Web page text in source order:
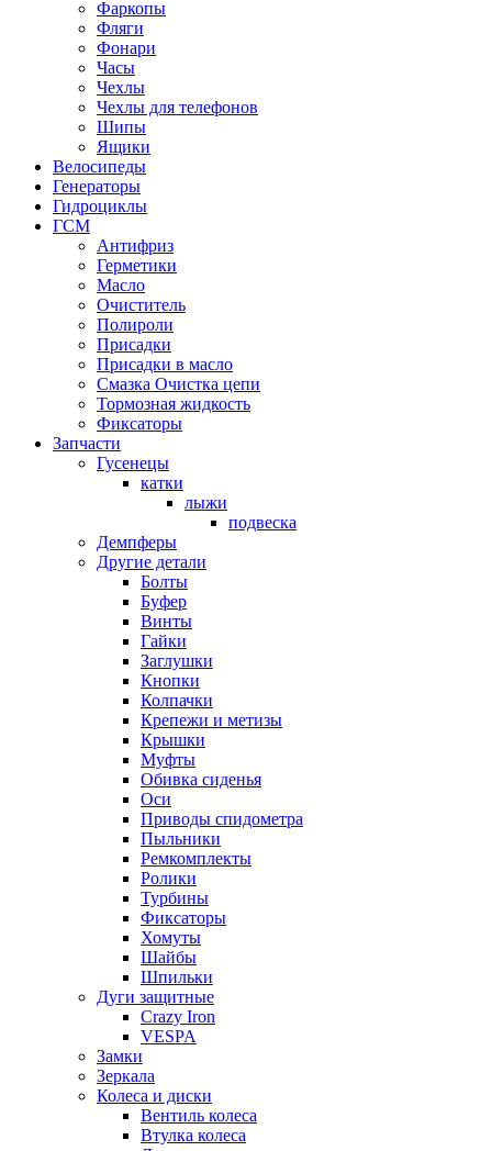
Фаркопы
Фляги
Фонари
Часы
Чехлы
Чехлы для телефонов
Шипы
Ящики
Велосипеды
Генераторы
Гидроциклы
ГСМ
Антифриз
Герметики
Масло
Очиститель
Полироли
Присадки
Присадки в масло
Смазка Очистка цепи
Тормозная жидкость
Фиксаторы
Запчасти
Гусенецы
катки
лыжи
подвеска
Демпферы
Другие детали
Болты
Буфер
Винты
Гайки
Заглушки
Кнопки
Колпачки
Крепежи и метизы
Крышки
Муфты
Обивка сиденья
Оси
Приводы спидометра
Пыльники
Ремкомплекты
Ролики
Турбины
Фиксаторы
Хомуты
Шайбы
Шпильки
Дуги защитные
Crazy Iron
VESPA
Замки
Зеркала
Колеса и диски
Вентиль колеса
Втулка колеса